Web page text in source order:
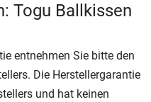
Togu Ballkissen
entnehmen Sie bitte den
Die Herstellergarantie
und hat keinen